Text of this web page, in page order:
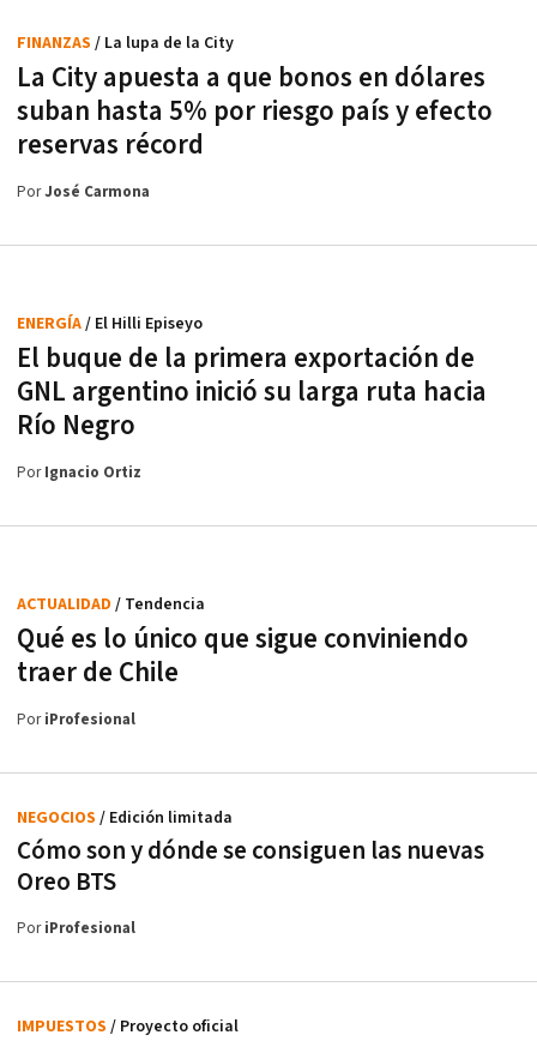
La City apuesta a que bonos en dólares
suban hasta 5% por riesgo país y efecto
reservas récord
FINANZAS / La lupa de la City
PorJosé Carmona
El buque de la primera exportación de
GNL argentino inició su larga ruta hacia
Río Negro
ENERGÍA/ El Hilli Episeyo
PorIgnacio Ortiz
Qué es lo único que sigue conviniendo
traer de Chile
ACTUALIDAD / Tendencia
PoriProfesional
Cómo son y dónde se consiguen las nuevas
Oreo BTS
NEGOCIOS / Edición limitada
PoriProfesional
IMPUESTOS / Proyecto oficial